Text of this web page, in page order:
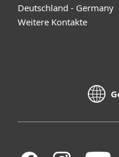
Deutschland - Germany
Weitere Kontakte